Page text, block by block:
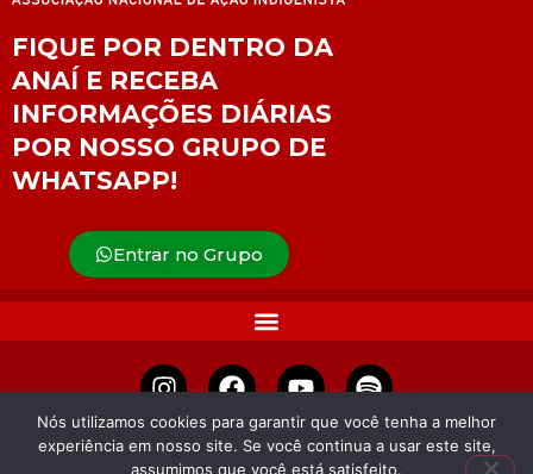
FIQUE POR DENTRO DA
ANAÍ E RECEBA
INFORMAÇÕES DIÁRIAS
POR NOSSO GRUPO DE
WHATSAPP!
Entrar no Grupo
APOIE
Nós utilizamos cookies para garantir que você tenha a melhor
experiência em nosso site. Se você continua a usar este site,
assumimos que você está satisfeito.